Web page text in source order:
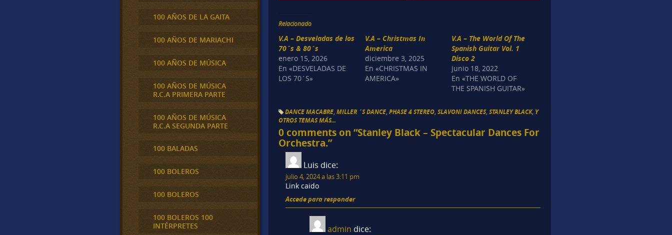
Relacionado
V.A – Desveladas de los
70´s & 80´s
enero 15, 2026
En «DESVELADAS DE
LOS 70´S»
V.A – Christmas In
America
diciembre 3, 2025
En «CHRISTMAS IN
AMERICA»
V.A – The World Of The
Spanish Guitar Vol. 1
Disco 2
junio 18, 2022
En «THE WORLD OF
THE SPANISH GUITAR»
DANCE MACABRE ,MILLER ´S DANCE ,PHASE 4 STEREO ,SLAVONI DANCES,STANLEY BLACK, Y
OTROS TEMAS MÁS...
0 comments on “Stanley Black – Spectacular Dances For
Orchestra.”
Luis dice:
julio 4, 2024 a las 3:11 pm
Link caido
Accede para responder
admin dice:
100 AÑOS DE LA GAITA
100 AÑOS DE MARIACHI
100 AÑOS DE MÚSICA
100 AÑOS DE MÚSICA
R.C.A PRIMERA PARTE
100 AÑOS DE MÚSICA
R.C.A SEGUNDA PARTE
100 BALADAS
100 BOLEROS
100 BOLEROS
100 BOLEROS 100
INTÉRPRETES